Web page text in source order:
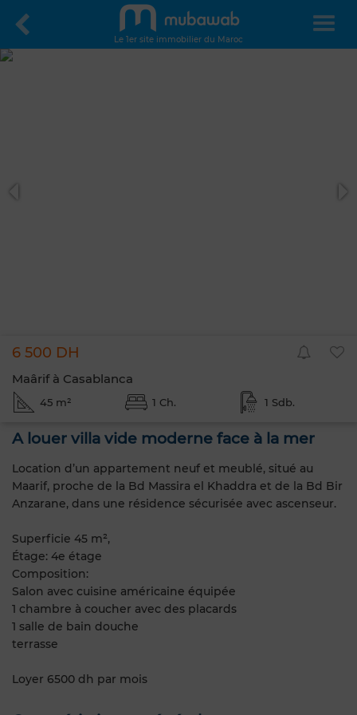
Le 1er site immobilier du Maroc
6 500 DH
Maârif à Casablanca
45 m² 1 Ch. 1 Sdb.
A louer villa vide moderne face à la mer
Location d’un appartement neuf et meublé, situé au
Maarif, proche de la Bd Massira el Khaddra et de la Bd Bir
Anzarane, dans une résidence sécurisée avec ascenseur.
Superficie 45 m²,
Étage: 4e étage
Composition:
Salon avec cuisine américaine équipée
1 chambre à coucher avec des placards
1 salle de bain douche
terrasse
Loyer 6500 dh par mois